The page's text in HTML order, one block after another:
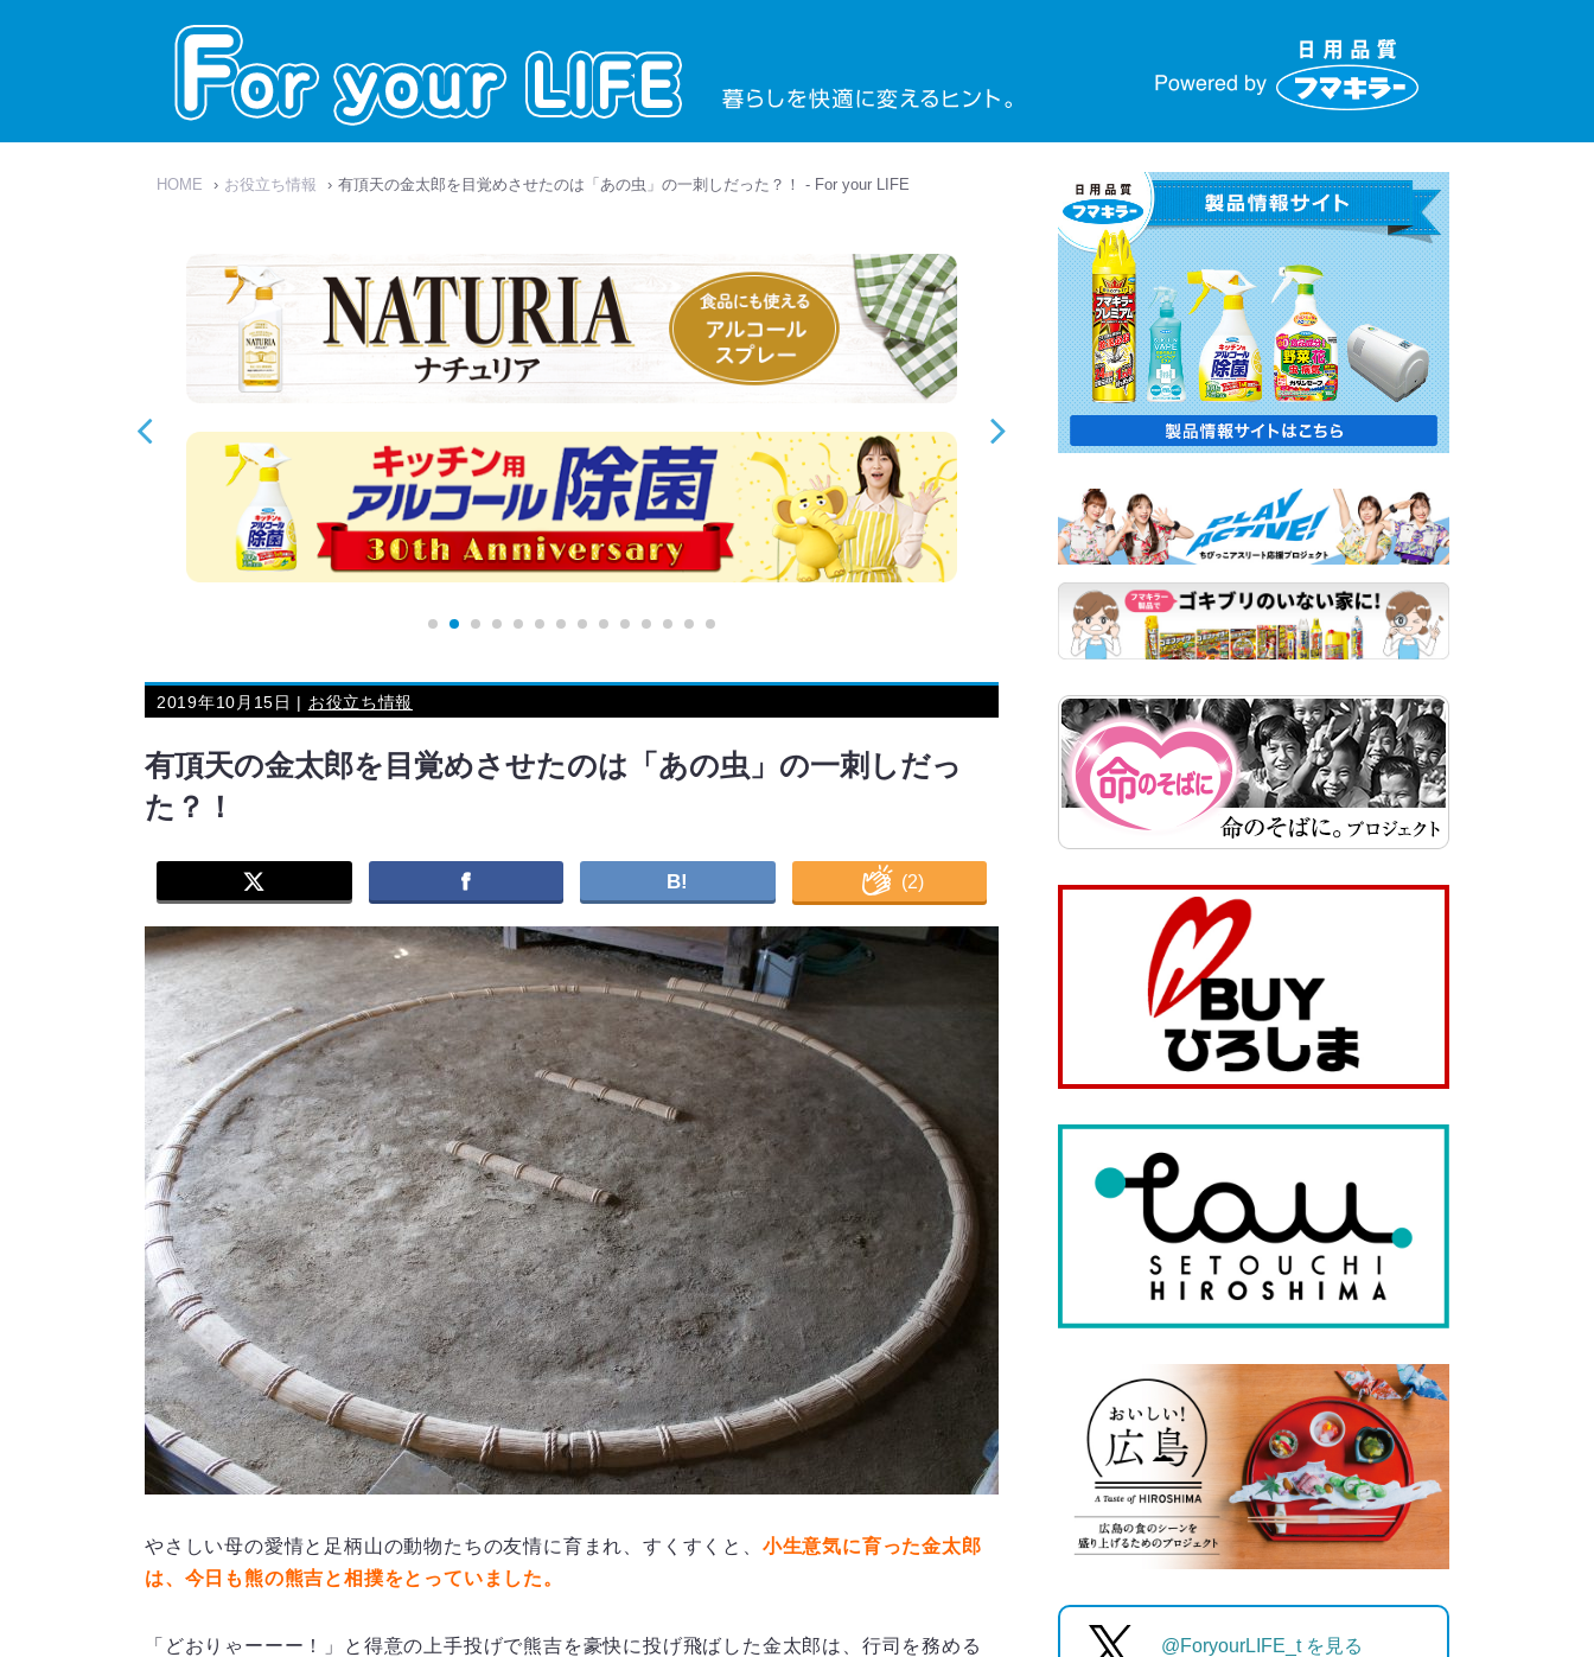
HOME › お役立ち情報 › 有頂天の金太郎を目覚めさせたのは「あの虫」の一刺しだった？！ - For your LIFE
2019年10月15日 | お役立ち情報
有頂天の金太郎を目覚めさせたのは「あの虫」の一刺しだっ
た？！
B! (2)
やさしい母の愛情と足柄山の動物たちの友情に育まれ、すくすくと、 小生意気に育った金太郎
は、今日も熊の熊吉と相撲をとっていました。
「どおりゃーーー！」と得意の上手投げで熊吉を豪快に投げ飛ばした金太郎は、行司を務める
@ForyourLIFE_t を見る